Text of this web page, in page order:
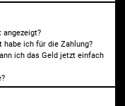
ich für die Zahlung?
ich das Geld jetzt einfach